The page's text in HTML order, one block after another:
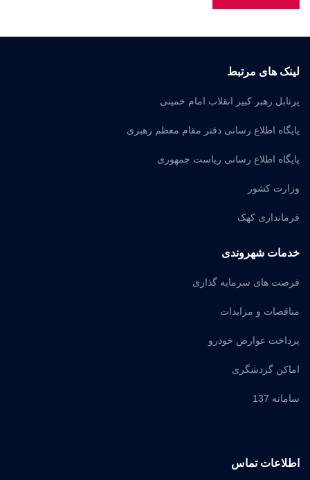
لینک های مرتبط
پرتابل رهبر کبیر انقلاب امام خمینی
پایگاه اطلاع رسانی دفتر مقام معظم رهبری
پایگاه اطلاع رسانی ریاست جمهوری
وزارت کشور
فرمانداری کهک
خدمات شهروندی
فرصت های سرمایه گذاری
مناقصات و مزایدات
پرداخت عوارض خودرو
اماکن گردشگری
سامانه 137
اطلاعات تماس